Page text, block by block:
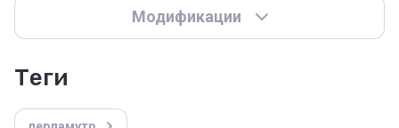
Модификации
теги